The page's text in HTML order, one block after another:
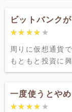
ビットバンク
★★★★★
★★★★★
周りに仮想通貨
もともと投資に
一度使うとや
★★★★★
★★★★★